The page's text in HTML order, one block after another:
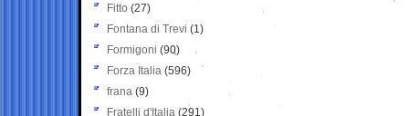
Fitto (27)
Fontana di Trevi (1)
Formigoni (90)
Forza Italia (596)
frana (9)
Fratelli d'Italia (291)